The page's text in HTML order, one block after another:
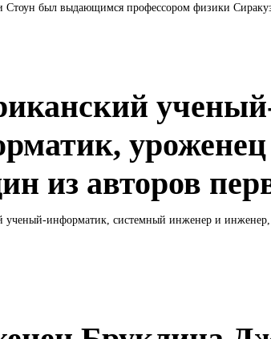
был выдающимся профессором физики
из авторов
ученый-информатик, системный инженер и инженер,